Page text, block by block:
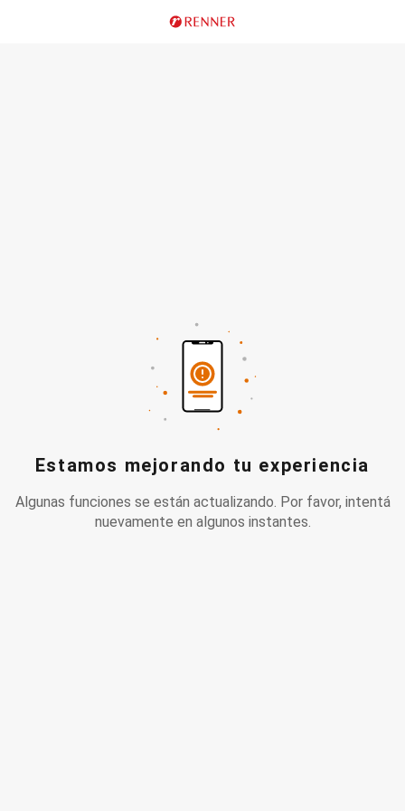
Estamos mejorando tu experiencia
Algunas funciones se están actualizando. Por favor, intentá
nuevamente en algunos instantes.